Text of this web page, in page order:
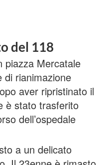
del 118
piazza Mercatale
di rianimazione
aver ripristinato il
è stato trasferito
dell’ospedale
a un delicato